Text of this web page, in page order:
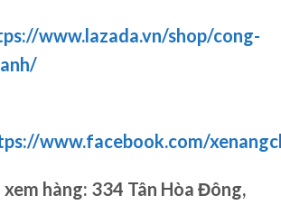
www.lazada.vn/shop/cong-
www.facebook.com/
hàng: 334 Tân Hòa Đông,